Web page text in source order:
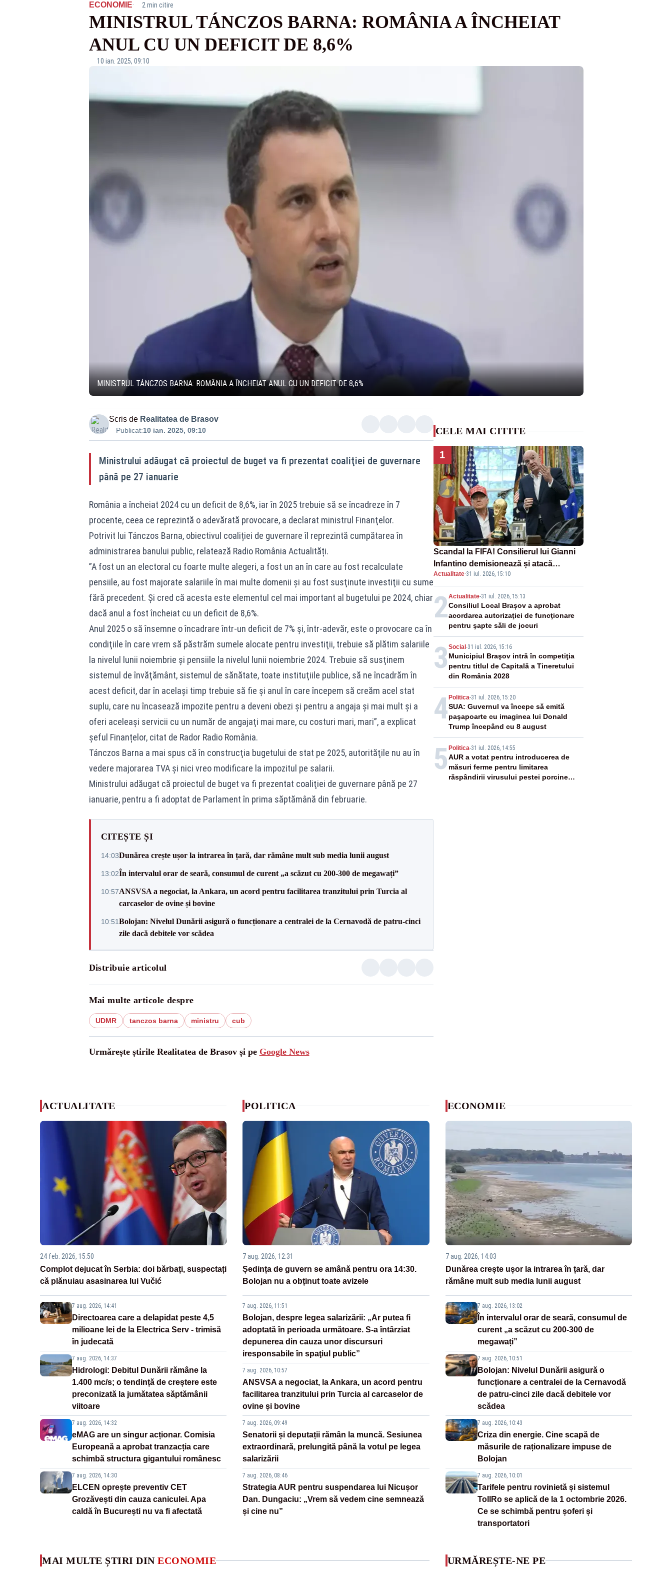
ECONOMIE· 2 min citire
MINISTRUL TÁNCZOS BARNA: ROMÂNIA A ÎNCHEIAT
ANUL CU UN DEFICIT DE 8,6%
10 ian. 2025, 09:10
MINISTRUL TÁNCZOS BARNA: ROMÂNIA A ÎNCHEIAT ANUL CU UN DEFICIT DE 8,6%
Scris de Realitatea de Brasov
Publicat:10 ian. 2025, 09:10
Ministrului adăugat că proiectul de buget va fi prezentat coaliţiei de guvernare
până pe 27 ianuarie
România a încheiat 2024 cu un deficit de 8,6%, iar în 2025 trebuie să se încadreze în 7
procente, ceea ce reprezintă o adevărată provocare, a declarat ministrul Finanţelor.
Potrivit lui Tánczos Barna, obiectivul coaliției de guvernare îl reprezintă cumpătarea în
administrarea banului public, relatează Radio România Actualități.
”A fost un an electoral cu foarte multe alegeri, a fost un an în care au fost recalculate
pensiile, au fost majorate salariile în mai multe domenii şi au fost susţinute investiţii cu sume
fără precedent. Şi cred că acesta este elementul cel mai important al bugetului pe 2024, chiar
dacă anul a fost încheiat cu un deficit de 8,6%.
Anul 2025 o să însemne o încadrare într-un deficit de 7% şi, într-adevăr, este o provocare ca în
condiţiile în care vrem să păstrăm sumele alocate pentru investiţii, trebuie să plătim salariile
la nivelul lunii noiembrie şi pensiile la nivelul lunii noiembrie 2024. Trebuie să susţinem
sistemul de învăţământ, sistemul de sănătate, toate instituţiile publice, să ne încadrăm în
acest deficit, dar în acelaşi timp trebuie să fie şi anul în care începem să creăm acel stat
suplu, care nu încasează impozite pentru a deveni obezi şi pentru a angaja şi mai mult şi a
oferi aceleaşi servicii cu un număr de angajaţi mai mare, cu costuri mari, mari”, a explicat
șeful Finanțelor, citat de Rador Radio România.
Tánczos Barna a mai spus că în construcţia bugetului de stat pe 2025, autorităţile nu au în
vedere majorarea TVA şi nici vreo modificare la impozitul pe salarii.
Ministrului adăugat că proiectul de buget va fi prezentat coaliţiei de guvernare până pe 27
ianuarie, pentru a fi adoptat de Parlament în prima săptămână din februarie.
CITEȘTE ȘI
14:03Dunărea crește ușor la intrarea în țară, dar rămâne mult sub media lunii august
13:02În intervalul orar de seară, consumul de curent „a scăzut cu 200-300 de megawați”
10:57ANSVSA a negociat, la Ankara, un acord pentru facilitarea tranzitului prin Turcia al
carcaselor de ovine și bovine
10:51Bolojan: Nivelul Dunării asigură o funcționare a centralei de la Cernavodă de patru-cinci
zile dacă debitele vor scădea
Distribuie articolul
Mai multe articole despre
UDMR tanczos barna ministru cub
Urmărește știrile Realitatea de Brasov și pe Google News
CELE MAI CITITE
1
Scandal la FIFA! Consilierul lui Gianni
Infantino demisionează și atacă
proiectul privind investitorii străini
Actualitate·31 iul. 2026, 15:10
2Actualitate-31 iul. 2026, 15:13
Consiliul Local Brașov a aprobat
acordarea autorizaţiei de funcţionare
pentru şapte săli de jocuri
3 Social -31 iul. 2026, 15:16
Municipiul Braşov intră în competiţia
pentru titlul de Capitală a Tineretului
din România 2028
4 Politica-31 iul. 2026, 15:20
SUA: Guvernul va începe să emită
paşapoarte cu imaginea lui Donald
Trump începând cu 8 august
5 Politica-31 iul. 2026, 14:55
AUR a votat pentru introducerea de
măsuri ferme pentru limitarea
răspândirii virusului pestei porcine
ACTUALITATE
24 feb. 2026, 15:50
Complot dejucat în Serbia: doi bărbați, suspectați
că plănuiau asasinarea lui Vučić
7 aug. 2026, 14:41
Directoarea care a delapidat peste 4,5
milioane lei de la Electrica Serv - trimisă
în judecată
7 aug. 2026, 14:37
Hidrologi: Debitul Dunării rămâne la
1.400 mc/s; o tendință de creștere este
preconizată la jumătatea săptămânii
viitoare
7 aug. 2026, 14:32
eMAG are un singur acționar. Comisia
Europeană a aprobat tranzacția care
schimbă structura gigantului românesc
7 aug. 2026, 14:30
ELCEN oprește preventiv CET
Grozăvești din cauza caniculei. Apa
caldă în București nu va fi afectată
POLITICA
7 aug. 2026, 12:31
Ședința de guvern se amână pentru ora 14:30.
Bolojan nu a obținut toate avizele
7 aug. 2026, 11:51
Bolojan, despre legea salarizării: „Ar putea fi
adoptată în perioada următoare. S-a întârziat
depunerea din cauza unor discursuri
iresponsabile în spaţiul public”
7 aug. 2026, 10:57
ANSVSA a negociat, la Ankara, un acord pentru
facilitarea tranzitului prin Turcia al carcaselor de
ovine și bovine
7 aug. 2026, 09:49
Senatorii și deputații rămân la muncă. Sesiunea
extraordinară, prelungită până la votul pe legea
salarizării
7 aug. 2026, 08:46
Strategia AUR pentru suspendarea lui Nicușor
Dan. Dungaciu: „Vrem să vedem cine semnează
și cine nu”
ECONOMIE
7 aug. 2026, 14:03
Dunărea crește ușor la intrarea în țară, dar
rămâne mult sub media lunii august
7 aug. 2026, 13:02
În intervalul orar de seară, consumul de
curent „a scăzut cu 200-300 de
megawați”
7 aug. 2026, 10:51
Bolojan: Nivelul Dunării asigură o
funcționare a centralei de la Cernavodă
de patru-cinci zile dacă debitele vor
scădea
7 aug. 2026, 10:43
Criza din energie. Cine scapă de
măsurile de raționalizare impuse de
Bolojan
7 aug. 2026, 10:01
Tarifele pentru rovinietă și sistemul
TollRo se aplică de la 1 octombrie 2026.
Ce se schimbă pentru șoferi și
transportatori
MAI MULTE ȘTIRI DIN ECONOMIE URMĂREȘTE-NE PE